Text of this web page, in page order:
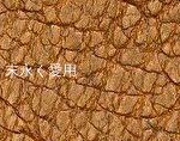
末永く愛用